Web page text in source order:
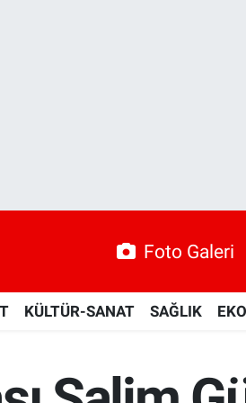
Foto Galeri
KÜLTÜR-SANAT SAĞLIK